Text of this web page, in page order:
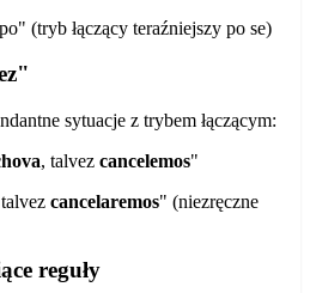
(tryb łączący teraźniejszy po se)
sytuacje z trybem łączącym:
, talvez cancelemos"
cancelaremos" (niezręczne
reguły